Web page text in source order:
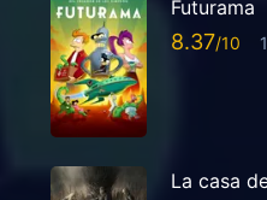
Futurama
8.37
La casa